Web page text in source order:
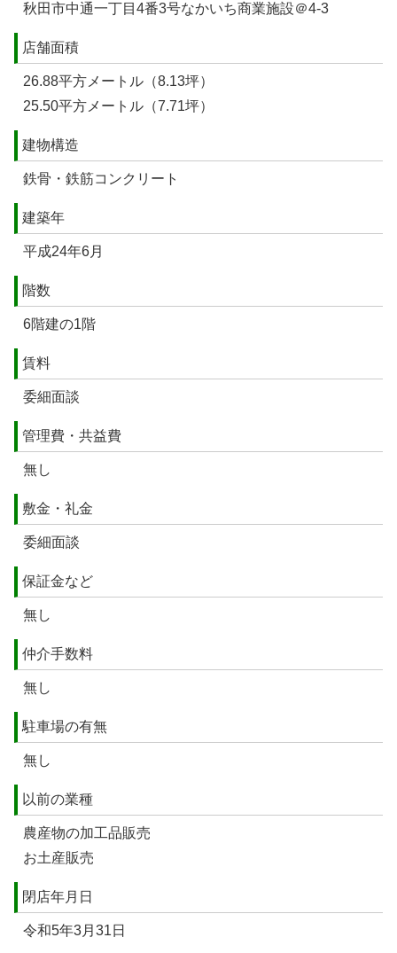
秋田市中通一丁目4番3号なかいち商業施設＠4-3
店舗面積
26.88平方メートル（8.13坪）
25.50平方メートル（7.71坪）
建物構造
鉄骨・鉄筋コンクリート
建築年
平成24年6月
階数
6階建の1階
賃料
委細面談
管理費・共益費
無し
敷金・礼金
委細面談
保証金など
無し
仲介手数料
無し
駐車場の有無
無し
以前の業種
農産物の加工品販売
お土産販売
閉店年月日
令和5年3月31日